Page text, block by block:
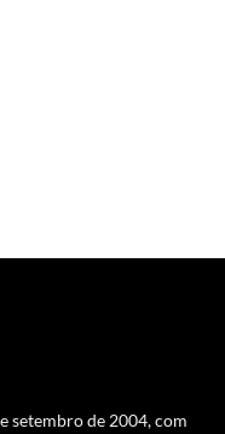
setembro de 2004, com